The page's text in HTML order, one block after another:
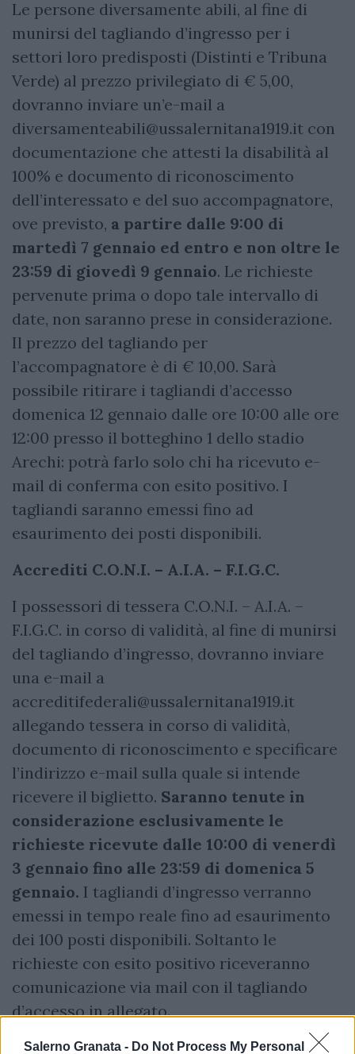
Salerno Granata - Do Not Process My Personal
Le persone diversamente abili, al fine di
munirsi del tagliando d’ingresso per i
settori loro predisposti (Distinti e Tribuna
Verde) al prezzo privilegiato di € 5,00,
dovranno inviare un’e-mail a
diversamenteabili@ussalernitana1919.it con
documentazione che attesti la disabilità al
100% e documento di riconoscimento
dell’interessato e del suo accompagnatore,
ove previsto, a partire dalle 9:00 di
martedì 7 gennaio ed entro e non oltre le
23:59 di giovedì 9 gennaio. Le richieste
pervenute prima o dopo tale intervallo di
date, non saranno prese in considerazione.
Il prezzo del tagliando per
l’accompagnatore è di € 10,00. Sarà
possibile ritirare i tagliandi d’accesso
domenica 12 gennaio dalle ore 10:00 alle ore
12:00 presso il botteghino 1 dello stadio
Arechi: potrà farlo solo chi ha ricevuto e-
mail di conferma con esito positivo. I
tagliandi saranno emessi fino ad
esaurimento dei posti disponibili.
Accrediti C.O.N.I. – A.I.A. – F.I.G.C.
I possessori di tessera C.O.N.I. – A.I.A. –
F.I.G.C. in corso di validità, al fine di munirsi
del tagliando d’ingresso, dovranno inviare
una e-mail a
accreditifederali@ussalernitana1919.it
allegando tessera in corso di validità,
documento di riconoscimento e specificare
l’indirizzo e-mail sulla quale si intende
ricevere il biglietto. Saranno tenute in
considerazione esclusivamente le
richieste ricevute dalle 10:00 di venerdì
3 gennaio fino alle 23:59 di domenica 5
gennaio. I tagliandi d’ingresso verranno
emessi in tempo reale fino ad esaurimento
dei 100 posti disponibili. Soltanto le
richieste con esito positivo riceveranno
comunicazione via mail con il tagliando
d’accesso in allegato.